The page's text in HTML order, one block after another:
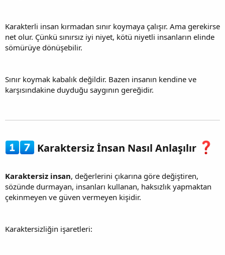
Karakterli insan kırmadan sınır koymaya çalışır. Ama gerekirse
net olur. Çünkü sınırsız iyi niyet, kötü niyetli insanların elinde
sömürüye dönüşebilir.
Sınır koymak kabalık değildir. Bazen insanın kendine ve
karşısındakine duyduğu saygının gereğidir.
Karaktersiz İnsan Nasıl Anlaşılır
Karaktersiz insan, değerlerini çıkarına göre değiştiren,
sözünde durmayan, insanları kullanan, haksızlık yapmaktan
çekinmeyen ve güven vermeyen kişidir.
Karaktersizliğin işaretleri: